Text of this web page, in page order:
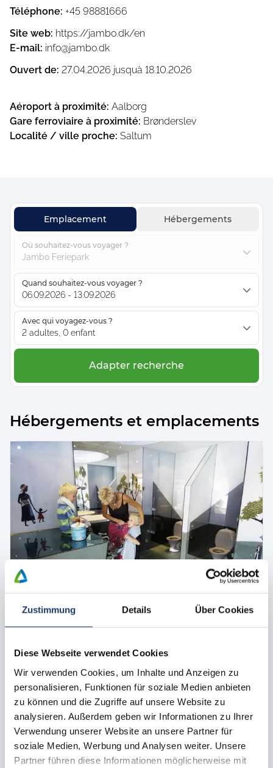
Zustimmung Details Über Cookies
Diese Webseite verwendet Cookies
Wir verwenden Cookies, um Inhalte und Anzeigen zu
personalisieren, Funktionen für soziale Medien anbieten
zu können und die Zugriffe auf unsere Website zu
analysieren. Außerdem geben wir Informationen zu Ihrer
Verwendung unserer Website an unsere Partner für
soziale Medien, Werbung und Analysen weiter. Unsere
Partner führen diese Informationen möglicherweise mit
Téléphone: +45 98881666
Site web: https://jambo.dk/en
E-mail: info@jambo.dk
Ouvert de: 27.04.2026 jusquà 18.10.2026
Aéroport à proximité: Aalborg
Gare ferroviaire à proximité: Brønderslev
Localité / ville proche: Saltum
Emplacement Hébergements
Où souhaitez-vous voyager ?
Jambo Feriepark
Quand souhaitez-vous voyager ?
06.09.2026 - 13.09.2026
Avec qui voyagez-vous ?
2 adultes, 0 enfant
Adapter recherche
Hébergements et emplacements
max. 1 -6 Personnes Chiens autorisés
Particulièrement adapté pour les cyclistes avec une tente,
sans connexion électrique
06.09.2026 - 13.09.2026
Réserver maintenant